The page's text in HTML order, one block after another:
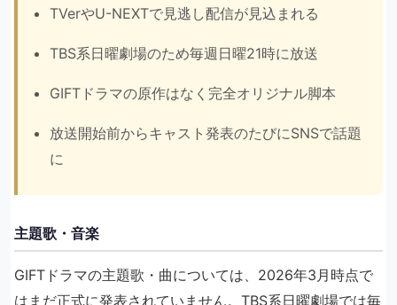
TVerやU-NEXTで見逃し配信が見込まれる
TBS系日曜劇場のため毎週日曜21時に放送
GIFTドラマの原作はなく完全オリジナル脚本
放送開始前からキャスト発表のたびにSNSで話題
に
主題歌・音楽
GIFTドラマの主題歌・曲については、2026年3月時点で
はまだ正式に発表されていません。TBS系日曜劇場では毎